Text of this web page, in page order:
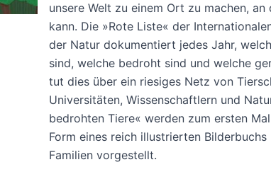
unsere Welt zu einem Ort zu machen, an
kann. Die »Rote Liste« der
der Natur dokumentiert jedes Jahr,
sind, welche bedroht sind und welche
tut dies über ein riesiges Netz von
Universitäten, Wissenschaftlern und
bedrohten Tiere« werden zum ersten
Form eines reich illustrierten
Familien vorgestellt.